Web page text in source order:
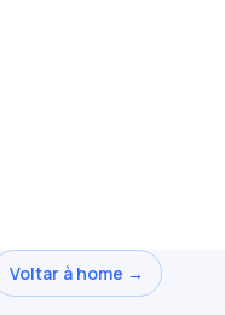
Voltar à home →